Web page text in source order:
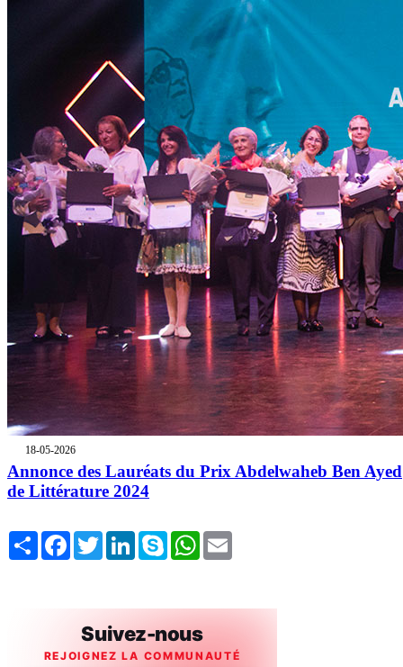
18-05-2026
Annonce des Lauréats du Prix Abdelwaheb Ben Ayed
de Littérature 2024
Share FacebookTwitterLinkedInSkype WhatsApp